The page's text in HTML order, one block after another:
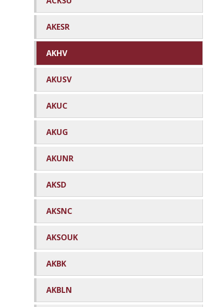
AKESR
AKHV
AKUSV
AKUC
AKUG
AKUNR
AKSD
AKSNC
AKSOUK
AKBK
AKBLN